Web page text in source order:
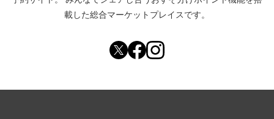
載した総合マーケットプレイスです。